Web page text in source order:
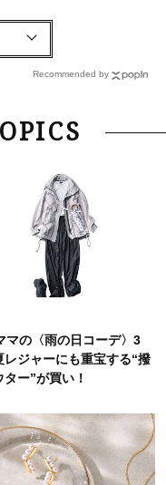
ン】は”ひと拭き”習
レ、じゃあ底上げ運
り、やっと“仕事以外の
！40代、夏の「甘めト
〈3選〉
！「きちんと感」も
ンドトップス〈4選〉
40代は【淡色ワンピ】
3選〉
Recommended by
マの〈雨の日コーデ〉3
レジャーにも重宝する“撥
ター”が買い！